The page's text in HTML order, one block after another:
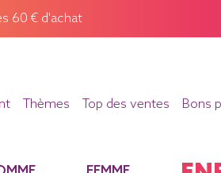
60 € d'achat
Thèmes Top des ventes Bons